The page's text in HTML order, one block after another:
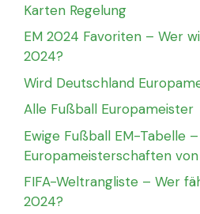
Karten Regelung
EM 2024 Favoriten – Wer
2024?
Wird Deutschland
Alle Fußball Europameister
Ewige Fußball EM-Tabelle
Europameisterschaften
FIFA-Weltrangliste – Wer
2024?